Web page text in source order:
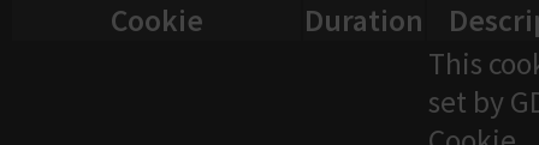
Cookie
Duration
This
set by